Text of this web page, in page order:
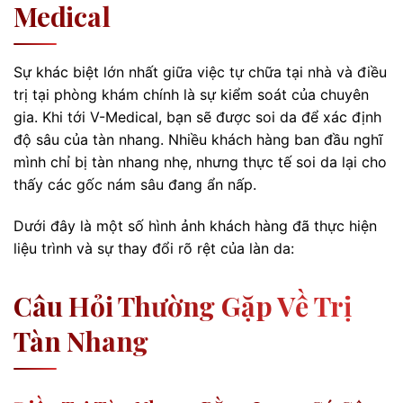
Medical
Sự khác biệt lớn nhất giữa việc tự chữa tại nhà và điều
trị tại phòng khám chính là sự kiểm soát của chuyên
gia. Khi tới V-Medical, bạn sẽ được soi da để xác định
độ sâu của tàn nhang. Nhiều khách hàng ban đầu nghĩ
mình chỉ bị tàn nhang nhẹ, nhưng thực tế soi da lại cho
thấy các gốc nám sâu đang ẩn nấp.
Dưới đây là một số hình ảnh khách hàng đã thực hiện
liệu trình và sự thay đổi rõ rệt của làn da:
Câu Hỏi Thường Gặp Về Trị
Tàn Nhang